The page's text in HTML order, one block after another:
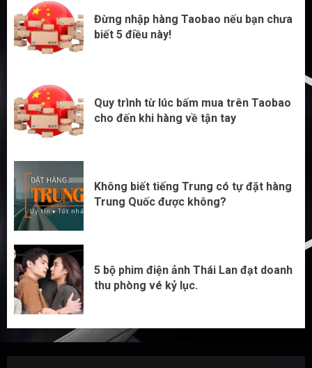
Đừng nhập hàng Taobao nếu bạn chưa
biết 5 điều này!
Quy trình từ lúc bấm mua trên Taobao
cho đến khi hàng về tận tay
Không biết tiếng Trung có tự đặt hàng
Trung Quốc được không?
5 bộ phim điện ảnh Thái Lan đạt doanh
thu phòng vé kỷ lục.